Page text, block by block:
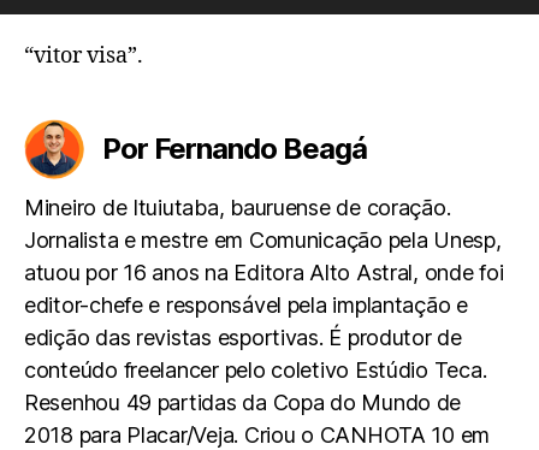
“vitor visa”.
Por Fernando Beagá
Mineiro de Ituiutaba, bauruense de coração.
Jornalista e mestre em Comunicação pela Unesp,
atuou por 16 anos na Editora Alto Astral, onde foi
editor-chefe e responsável pela implantação e
edição das revistas esportivas. É produtor de
conteúdo freelancer pelo coletivo Estúdio Teca.
Resenhou 49 partidas da Copa do Mundo de
2018 para Placar/Veja. Criou o CANHOTA 10 em